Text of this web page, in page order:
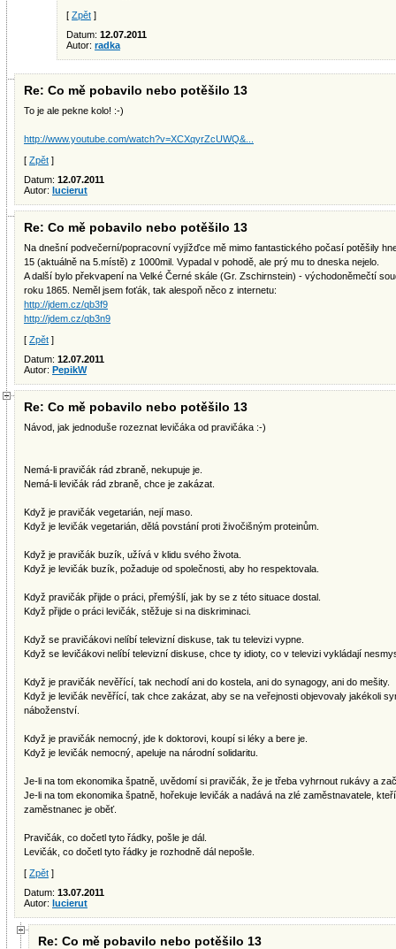
[ Zpět ]
Datum: 12.07.2011
Autor: radka
Re: Co mě pobavilo nebo potěšilo 13
To je ale pekne kolo! :-)
http://www.youtube.com/watch?v=XCXqyrZcUWQ&...
[ Zpět ]
Datum: 12.07.2011
Autor: lucierut
Re: Co mě pobavilo nebo potěšilo 13
Na dnešní podvečerní/popracovní vyjížďce mě mimo fantastického počasí potěšily
15 (aktuálně na 5.místě) z 1000mil. Vypadal v pohodě, ale prý mu to dneska nejelo.
A další bylo překvapení na Velké Černé skále (Gr. Zschirnstein) - východoněmečtí
roku 1865. Neměl jsem foťák, tak alespoň něco z internetu:
http://jdem.cz/qb3f9
http://jdem.cz/qb3n9
[ Zpět ]
Datum: 12.07.2011
Autor: PepikW
Re: Co mě pobavilo nebo potěšilo 13
Návod, jak jednoduše rozeznat levičáka od pravičáka :-)
Nemá-li pravičák rád zbraně, nekupuje je.
Nemá-li levičák rád zbraně, chce je zakázat.
Když je pravičák vegetarián, nejí maso.
Když je levičák vegetarián, dělá povstání proti živočišným proteinům.
Když je pravičák buzík, užívá v klidu svého života.
Když je levičák buzík, požaduje od společnosti, aby ho respektovala.
Když pravičák přijde o práci, přemýšlí, jak by se z této situace dostal.
Když přijde o práci levičák, stěžuje si na diskriminaci.
Když se pravičákovi nelíbí televizní diskuse, tak tu televizi vypne.
Když se levičákovi nelíbí televizní diskuse, chce ty idioty, co v televizi vykládají
Když je pravičák nevěřící, tak nechodí ani do kostela, ani do synagogy, ani do mešity.
Když je levičák nevěřící, tak chce zakázat, aby se na veřejnosti objevovaly jakékoli
náboženství.
Když je pravičák nemocný, jde k doktorovi, koupí si léky a bere je.
Když je levičák nemocný, apeluje na národní solidaritu.
Je-li na tom ekonomika špatně, uvědomí si pravičák, že je třeba vyhrnout rukávy a
Je-li na tom ekonomika špatně, hořekuje levičák a nadává na zlé zaměstnavatele,
zaměstnanec je oběť.
Pravičák, co dočetl tyto řádky, pošle je dál.
Levičák, co dočetl tyto řádky je rozhodně dál nepošle.
[ Zpět ]
Datum: 13.07.2011
Autor: lucierut
Re: Co mě pobavilo nebo potěšilo 13